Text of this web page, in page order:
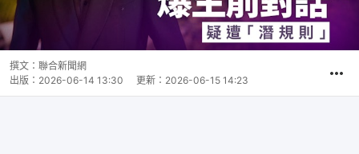
撰文： 聯合新聞網
出版： 2026-06-14 13:30 更新： 2026-06-15 14:23